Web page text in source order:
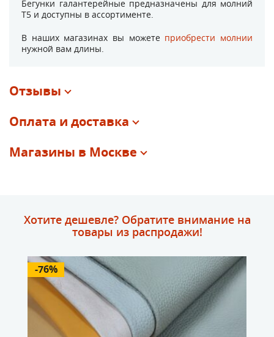
Бегунки галантерейные предназначены для молний
Т5 и доступны в ассортименте.
В наших магазинах вы можете приобрести молнии
нужной вам длины.
Отзывы
Оплата и доставка
Магазины в Москве
Хотите дешевле? Обратите внимание на
товары из распродажи!
-76%